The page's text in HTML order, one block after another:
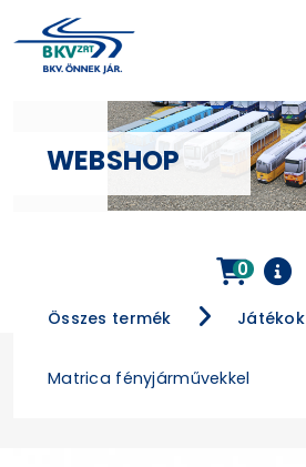
WEBSHOP
Összes termék Játékok
Matrica fényjárművekkel
0